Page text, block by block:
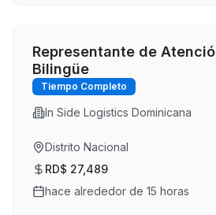
Representante de
Bilingüe
Tiempo Completo
In Side Logistics Dominicana
Distrito Nacional
RD$ 27,489
hace alrededor de 15 horas